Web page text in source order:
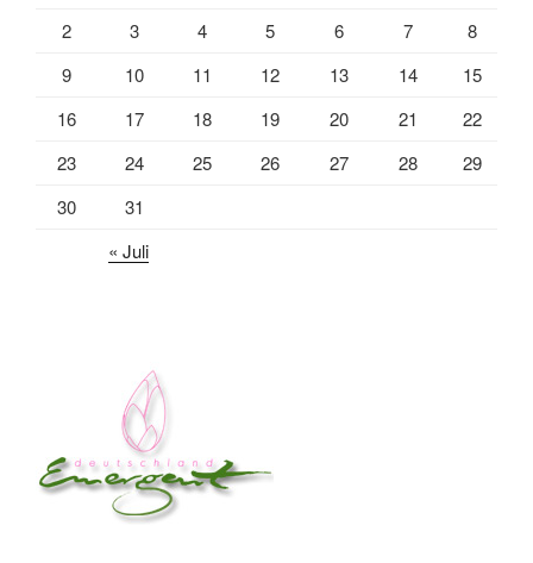
2
3 4 5 6 7
8
9
10 11 12 13 14
15
16
17 18 19 20 21
22
23
24 25 26 27 28
29
30
31
« Juli